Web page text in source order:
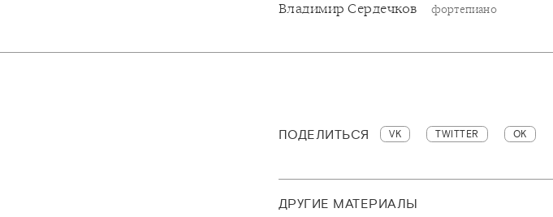
Владимир Сердечков фортепиано
ПОДЕЛИТЬСЯ VK TWITTER OK
ДРУГИЕ МАТЕРИАЛЫ